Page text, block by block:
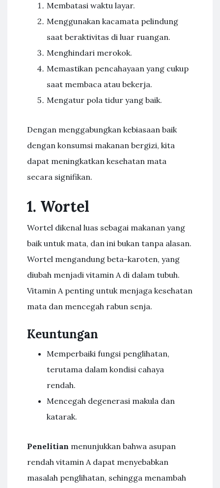
Membatasi waktu layar.
Menggunakan kacamata pelindung
saat beraktivitas di luar ruangan.
Menghindari merokok.
Memastikan pencahayaan yang cukup
saat membaca atau bekerja.
Mengatur pola tidur yang baik.
Dengan menggabungkan kebiasaan baik
dengan konsumsi makanan bergizi, kita
dapat meningkatkan kesehatan mata
secara signifikan.
1. Wortel
Wortel dikenal luas sebagai makanan yang
baik untuk mata, dan ini bukan tanpa alasan.
Wortel mengandung beta-karoten, yang
diubah menjadi vitamin A di dalam tubuh.
Vitamin A penting untuk menjaga kesehatan
mata dan mencegah rabun senja.
Keuntungan
Memperbaiki fungsi penglihatan,
terutama dalam kondisi cahaya
rendah.
Mencegah degenerasi makula dan
katarak.
Penelitian menunjukkan bahwa asupan
rendah vitamin A dapat menyebabkan
masalah penglihatan, sehingga menambah